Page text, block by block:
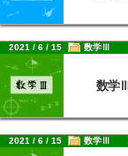
2021 / 6 / 15 数学Ⅲ
数学
2021 / 6 / 15 数学Ⅲ